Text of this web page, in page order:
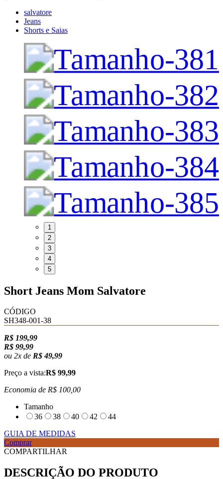
salvatore
Jeans
Shorts e Saias
1
2
3
4
5
Short Jeans Mom Salvatore
CÓDIGO
SH348-001-38
R$ 199,99
R$ 99,99
ou 2x de R$ 49,99
Preço a vista:R$ 99,99
Economia de R$ 100,00
Tamanho
36
38 40 42
44
GUIA DE MEDIDAS
Comprar
COMPARTILHAR
DESCRIÇÃO DO PRODUTO